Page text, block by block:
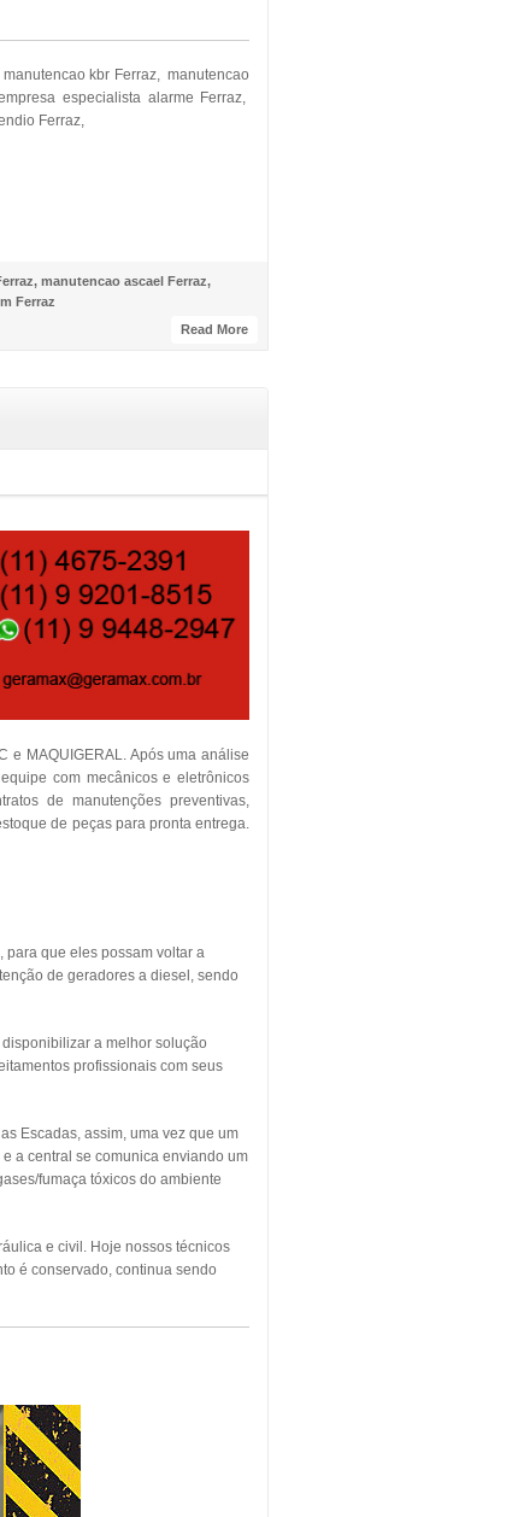
kbr Ferraz, manutencao
especialista alarme Ferraz,
Ferraz,
, manutencao ascael Ferraz,
Ferraz
Read More
MAQUIGERAL. Após uma análise
com mecânicos e eletrônicos
de manutenções preventivas,
de peças para pronta entrega.
que eles possam voltar a
de geradores a diesel, sendo
a melhor solução
profissionais com seus
Escadas, assim, uma vez que um
a central se comunica enviando um
fumaça tóxicos do ambiente
e civil. Hoje nossos técnicos
é conservado, continua sendo